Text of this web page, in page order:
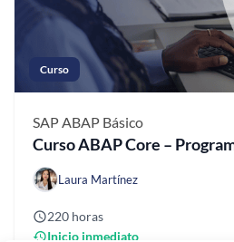
Curso
SAP ABAP Básico
Curso ABAP Core –
Laura Martínez
220 horas
Inicio inmediato